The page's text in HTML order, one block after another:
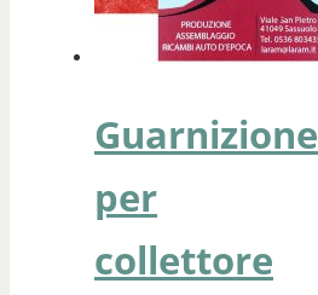
Guarnizione
per
collettore